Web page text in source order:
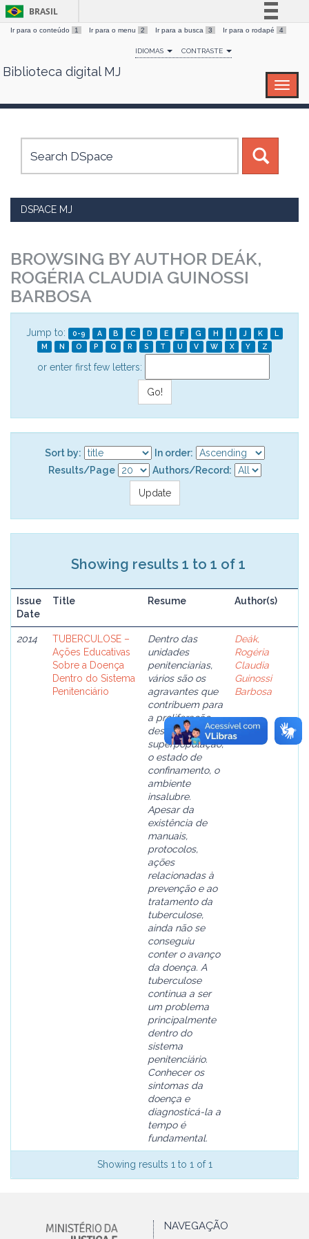
Skip
BRASIL
Simplifique!
Comunica BR
Canais
Ir para o conteúdo 1 Ir para o menu 2 Ir para a busca 3 Ir para o rodapé 4
IDIOMAS CONTRASTE
Biblioteca digital MJ
DSPACE MJ
BROWSING BY AUTHOR DEÁK,
ROGÉRIA CLAUDIA GUINOSSI
BARBOSA
Jump to: 0-9 A B C D E F G H I J K
L
M
N O P Q R S T U V W X Y Z
or enter first few letters:
Sort by:
In order:
Results/Page
Authors/Record:
Showing results 1 to 1 of 1
Issue
Date
Title Resume Author(s)
2014
TUBERCULOSE –
Ações Educativas
Sobre a Doença
Dentro do Sistema
Penitenciário
Dentro das
unidades
penitenciarias,
vários são os
agravantes que
contribuem para
a proliferação
dessa doença: a
superpopulação,
o estado de
confinamento, o
ambiente
insalubre.
Apesar da
existência de
manuais,
protocolos,
ações
relacionadas à
prevenção e ao
tratamento da
tuberculose,
ainda não se
conseguiu
conter o avanço
da doença. A
tuberculose
continua a ser
um problema
principalmente
dentro do
sistema
penitenciário.
Conhecer os
sintomas da
doença e
diagnosticá-la a
tempo é
fundamental.
Deák,
Rogéria
Claudia
Guinossi
Barbosa
Showing results 1 to 1 of 1
NAVEGAÇÃO